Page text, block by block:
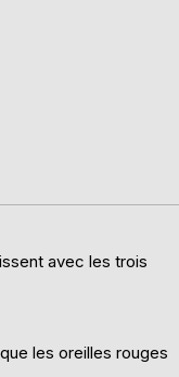
avec les trois
les oreilles rouges